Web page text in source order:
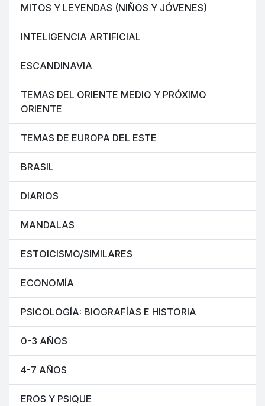
MITOS Y LEYENDAS (NIÑOS Y JÓVENES)
INTELIGENCIA ARTIFICIAL
ESCANDINAVIA
TEMAS DEL ORIENTE MEDIO Y PRÓXIMO
ORIENTE
TEMAS DE EUROPA DEL ESTE
BRASIL
DIARIOS
MANDALAS
ESTOICISMO/SIMILARES
ECONOMÍA
PSICOLOGÍA: BIOGRAFÍAS E HISTORIA
0-3 AÑOS
4-7 AÑOS
EROS Y PSIQUE